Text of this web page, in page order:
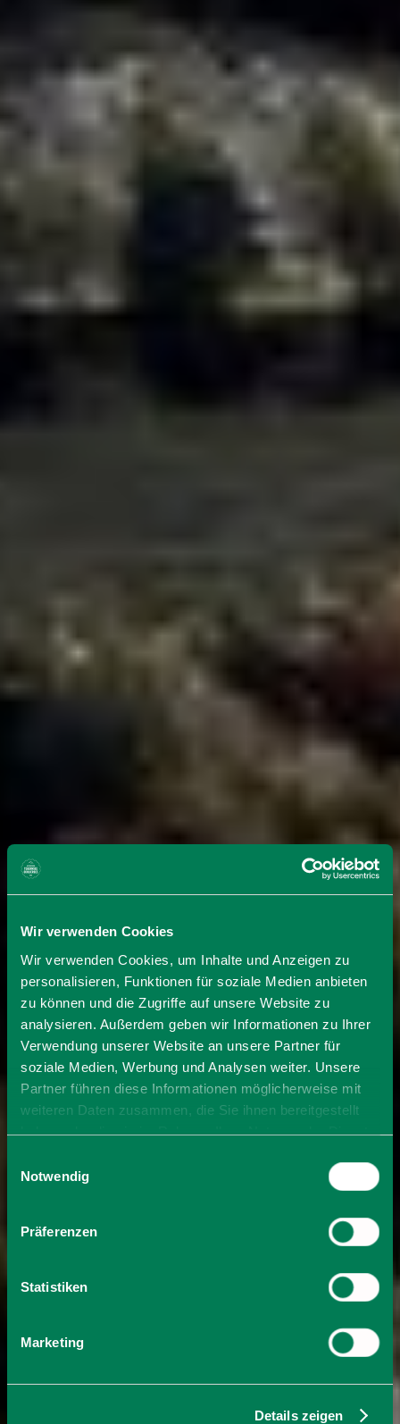
Wir verwenden Cookies
Wir verwenden Cookies, um Inhalte und Anzeigen zu
personalisieren, Funktionen für soziale Medien anbieten
zu können und die Zugriffe auf unsere Website zu
analysieren. Außerdem geben wir Informationen zu Ihrer
Verwendung unserer Website an unsere Partner für
soziale Medien, Werbung und Analysen weiter. Unsere
Partner führen diese Informationen möglicherweise mit
weiteren Daten zusammen, die Sie ihnen bereitgestellt
haben oder die sie im Rahmen Ihrer Nutzung der Dienste
Cookies, wenn Sie unsere Webseite weiterhin nutzen.
Notwendig
Präferenzen
Statistiken
Marketing
Details zeigen